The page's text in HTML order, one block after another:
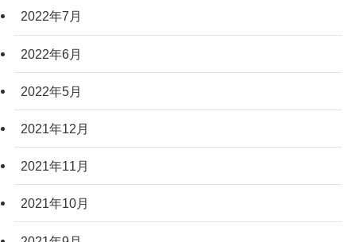
2022年7月
2022年6月
2022年5月
2021年12月
2021年11月
2021年10月